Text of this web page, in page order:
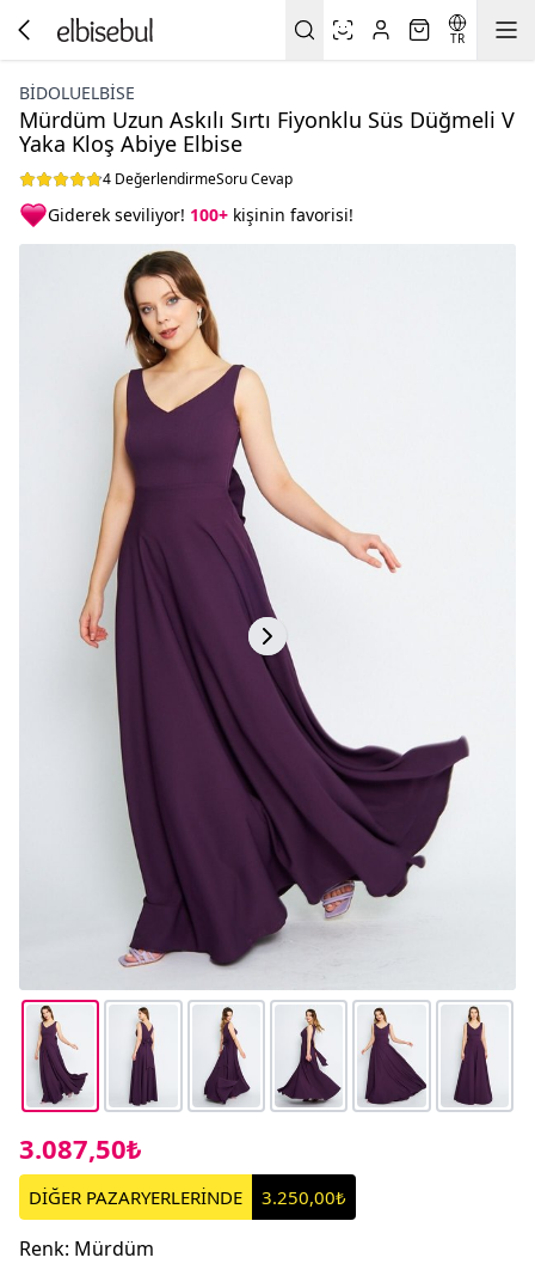
TR
BIDOLUELBISE
Mürdüm Uzun Askılı Sırtı Fiyonklu Süs Düğmeli V
Yaka Kloş Abiye Elbise
4 DeğerlendirmeSoru Cevap
Giderek seviliyor! 100+ kişinin favorisi!
3.087,50₺
DİĞER PAZARYERLERİNDE 3.250,00₺
Renk: Mürdüm